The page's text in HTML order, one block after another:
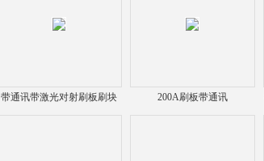
带通讯带激光对射刷板刷块 200A刷板带通讯